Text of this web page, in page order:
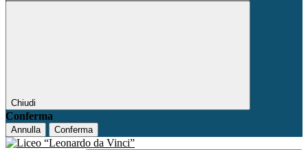
Chiudi
Conferma
Annulla Conferma